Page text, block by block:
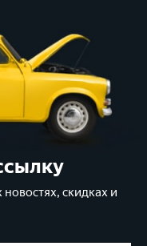
скидках и